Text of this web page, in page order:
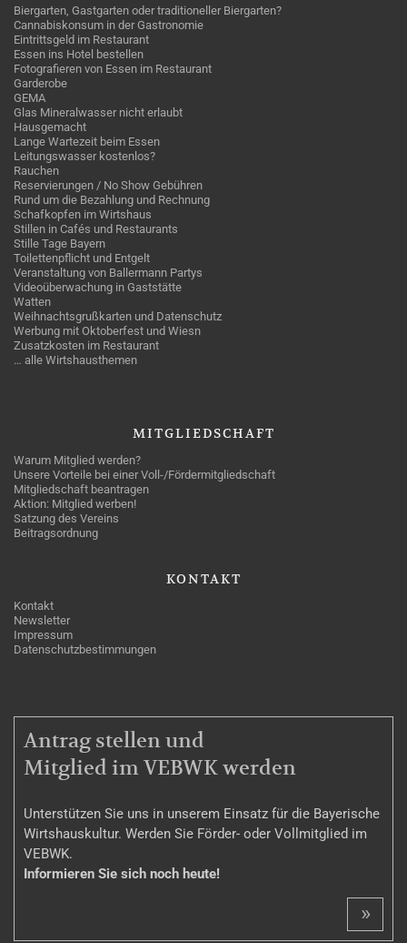
Biergarten, Gastgarten oder traditioneller Biergarten?
Cannabiskonsum in der Gastronomie
Eintrittsgeld im Restaurant
Essen ins Hotel bestellen
Fotografieren von Essen im Restaurant
Garderobe
GEMA
Glas Mineralwasser nicht erlaubt
Hausgemacht
Lange Wartezeit beim Essen
Leitungswasser kostenlos?
Rauchen
Reservierungen / No Show Gebühren
Rund um die Bezahlung und Rechnung
Schafkopfen im Wirtshaus
Stillen in Cafés und Restaurants
Stille Tage Bayern
Toilettenpflicht und Entgelt
Veranstaltung von Ballermann Partys
Videoüberwachung in Gaststätte
Watten
Weihnachtsgrußkarten und Datenschutz
Werbung mit Oktoberfest und Wiesn
Zusatzkosten im Restaurant
… alle Wirtshausthemen
MITGLIEDSCHAFT
Warum Mitglied werden?
Unsere Vorteile bei einer Voll-/Fördermitgliedschaft
Mitgliedschaft beantragen
Aktion: Mitglied werben!
Satzung des Vereins
Beitragsordnung
KONTAKT
Kontakt
Newsletter
Impressum
Datenschutzbestimmungen
MITGLIEDSCHAFT
Antrag stellen und
Mitglied im VEBWK werden
Unterstützen Sie uns in unserem Einsatz für die Bayerische
Wirtshauskultur. Werden Sie Förder- oder Vollmitglied im
VEBWK.
Informieren Sie sich noch heute!
»